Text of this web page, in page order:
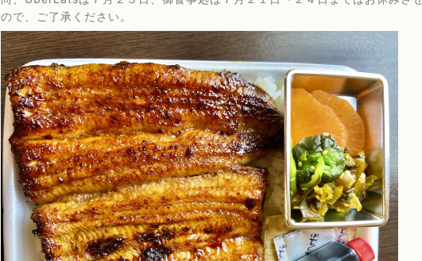
ので、ご了承ください。